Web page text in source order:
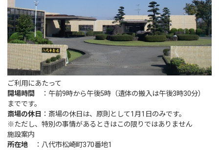
ご利用にあたって
開場時間
：午前9時から午後5時（遺体の搬入は午後3時30分）
までです。
斎場の休日 ：斎場の休日は、原則として1月1日のみです。
※ただし、特別の事情があるときはこの限りではありません
施設案内
所在地 ：八代市松崎町370番地1